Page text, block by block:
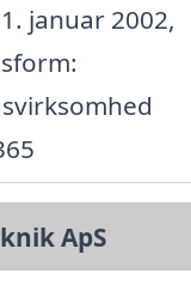
januar 2002,
ApS